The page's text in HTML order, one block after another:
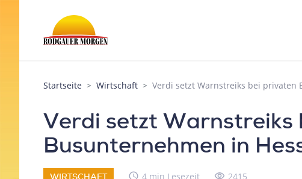
Startseite Wirtschaft Verdi setzt Warnstreiks bei privaten
Verdi setzt Warnstreiks
Busunternehmen in
WIRTSCHAFT access_time 4 min Lesezeit visibility 2415